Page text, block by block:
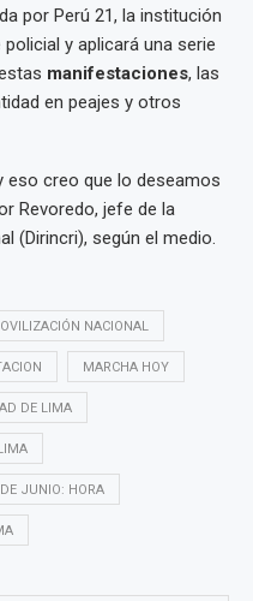
por Perú 21, la institución
y aplicará una serie
manifestaciones, las
en peajes y otros
creo que lo deseamos
Revoredo, jefe de la
(Dirincri), según el medio.
NACIONAL
MARCHA HOY
DE LIMA
JUNIO: HORA